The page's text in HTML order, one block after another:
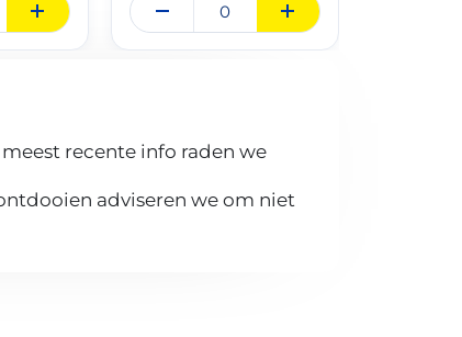
recente info raden we
adviseren we om niet